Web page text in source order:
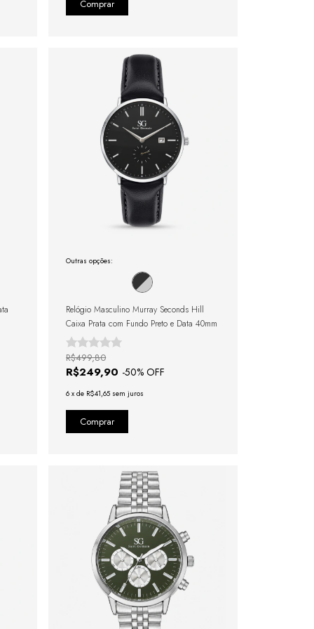
Outras opções:
Relógio Masculino Murray Seconds Hill
Caixa Prata com Fundo Preto e Data 40mm
R$249,90 -50% OFF
R$499,80
6 xde R$41,65 sem juros